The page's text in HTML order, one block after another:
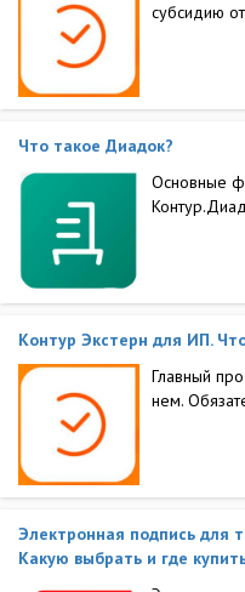
субсидию
Что такое Диадок?
Основные
Контур Экстерн для ИП.
Главный
нем.
Электронная подпись для
Какую выбрать и где